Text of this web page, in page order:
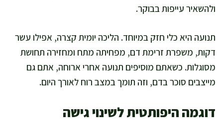
ולהשאיר עייפות בבוקר.
תנועה היא כלי חזק במיוחד. הליכה יומית קצרה, אפילו עשר
דקות, משפרת זרימת דם, מפחיתה מתח ומחזירה תחושת
מסוגלות. כשאתם מוסיפים תנועה אחרי ארוחה, אתם גם
מייצבים סוכר בדם, וזה תומך במצב רוח לאורך היום.
דוגמה היפותטית לשינוי גישה